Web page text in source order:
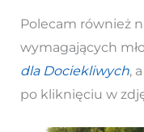
Polecam również
wymagających
dla Dociekliwych,
po kliknięciu w